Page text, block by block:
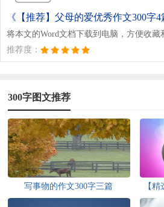
《【推荐】父母的爱优秀作文300字4
将本文的Word文档下载到电脑，方便收藏
推荐度：
300字图文推荐
写事物的作文300字三篇
【